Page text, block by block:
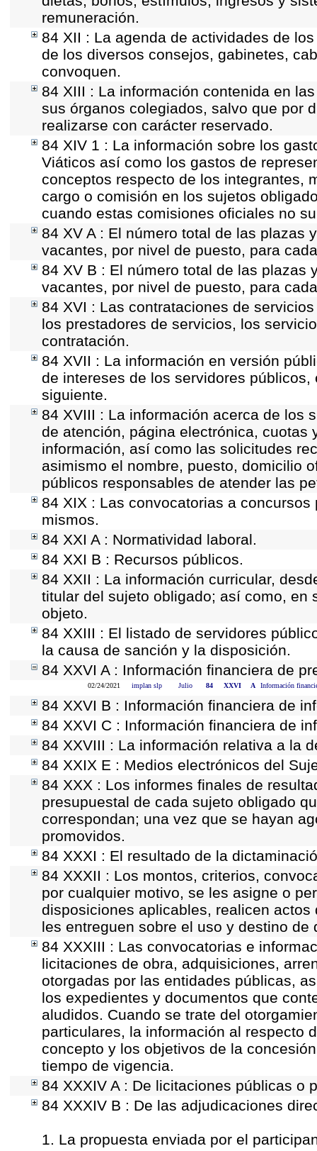
remuneración.
84 XII : La agenda de actividades de
de los diversos consejos, gabinetes,
convoquen.
84 XIII : La información contenida en
sus órganos colegiados, salvo que por
realizarse con carácter reservado.
84 XIV 1 : La información sobre los
Viáticos así como los gastos de
conceptos respecto de los integrantes,
cargo o comisión en los sujetos
cuando estas comisiones oficiales no
84 XV A : El número total de las plazas
vacantes, por nivel de puesto, para
84 XV B : El número total de las
vacantes, por nivel de puesto, para
84 XVI : Las contrataciones de
los prestadores de servicios, los
contratación.
84 XVII : La información en versión
de intereses de los servidores
siguiente.
84 XVIII : La información acerca de los
de atención, página electrónica,
información, así como las solicitudes
asimismo el nombre, puesto, domicilio
públicos responsables de atender las
84 XIX : Las convocatorias a
mismos.
84 XXI A : Normatividad laboral.
84 XXI B : Recursos públicos.
84 XXII : La información curricular,
titular del sujeto obligado; así como, en
objeto.
84 XXIII : El listado de servidores
la causa de sanción y la disposición.
84 XXVI A : Información financiera de
02/24/2021 implan slp Julio 84 XXVI A Información
84 XXVI B : Información financiera de
84 XXVI C : Información financiera de
84 XXVIII : La información relativa a la
84 XXIX E : Medios electrónicos del
84 XXX : Los informes finales de
presupuestal de cada sujeto obligado
correspondan; una vez que se hayan
promovidos.
84 XXXI : El resultado de la
84 XXXII : Los montos, criterios,
por cualquier motivo, se les asigne o
disposiciones aplicables, realicen
les entreguen sobre el uso y destino de
84 XXXIII : Las convocatorias e
licitaciones de obra, adquisiciones,
otorgadas por las entidades públicas,
los expedientes y documentos que
aludidos. Cuando se trate del
particulares, la información al respecto
concepto y los objetivos de la
tiempo de vigencia.
84 XXXIV A : De licitaciones públicas o
84 XXXIV B : De las adjudicaciones
1. La propuesta enviada por el